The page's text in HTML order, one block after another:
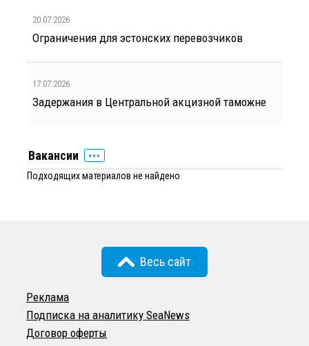
20.07.2026
Ограничения для эстонских перевозчиков
17.07.2026
Задержания в Центральной акцизной таможне
Вакансии
Подходящих материалов не найдено
Весь сайт
Реклама
Подписка на аналитику SeaNews
Договор оферты